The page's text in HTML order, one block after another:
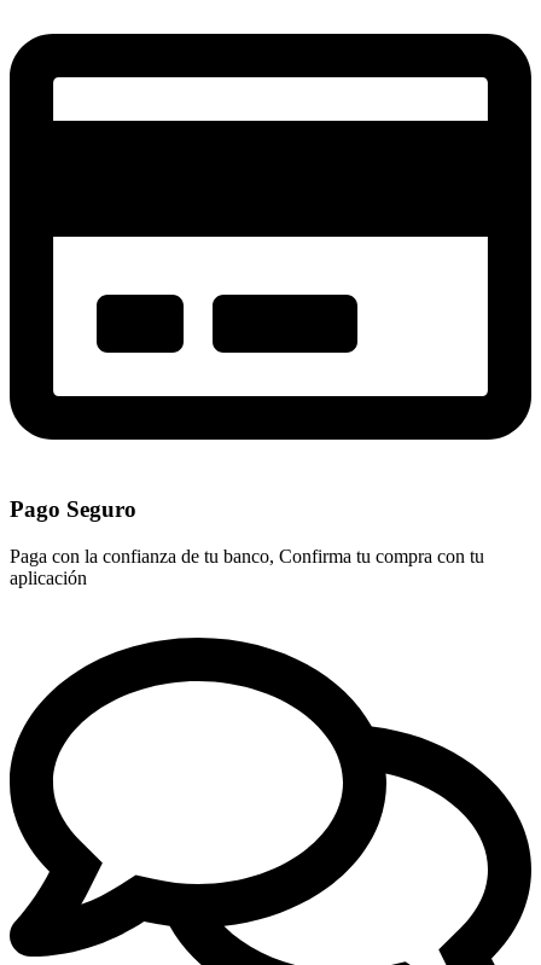
Pago Seguro
Paga con la confianza de tu banco, Confirma tu compra con tu
aplicación